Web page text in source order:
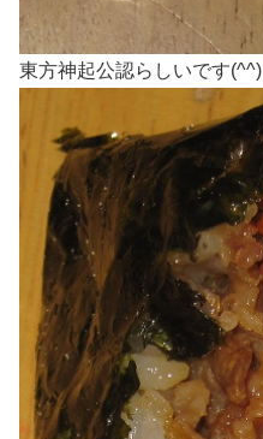
東方神起公認らしいです(^^)